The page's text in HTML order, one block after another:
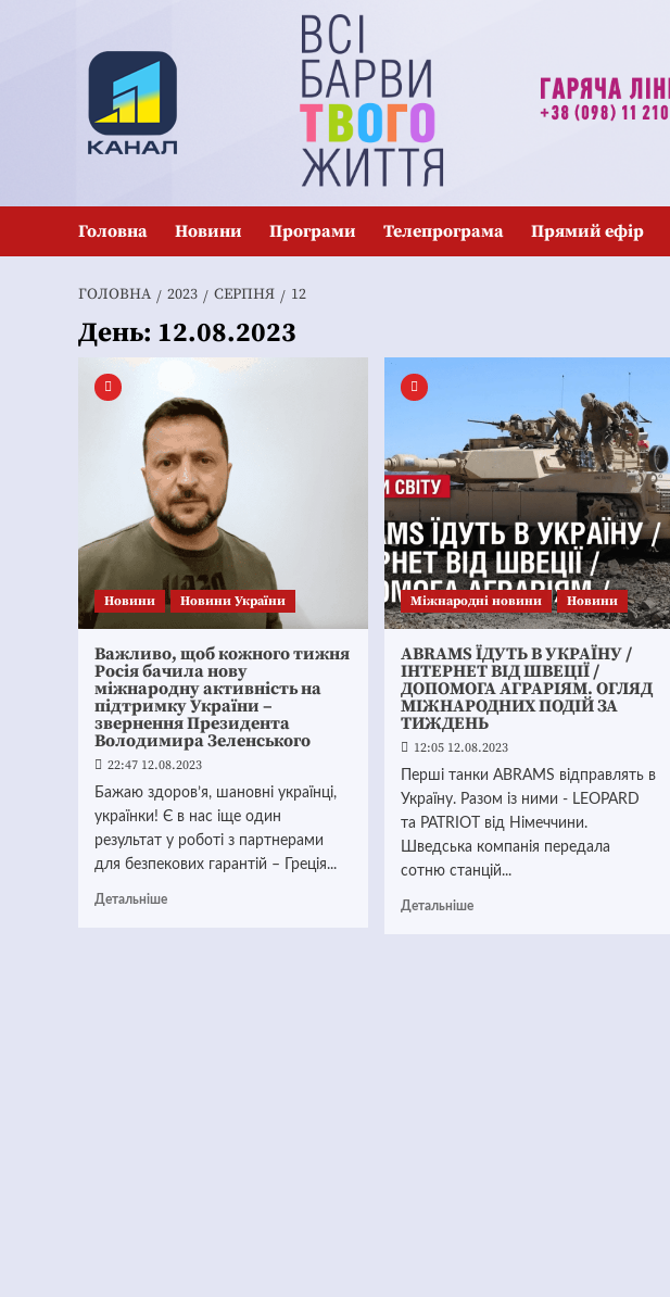
Головна Новини Програми Телепрограма Прямий ефір
ГОЛОВНА 2023 СЕРПНЯ 12
День: 12.08.2023
Новини Новини України
Важливо, щоб кожного тижня
Росія бачила нову
міжнародну активність на
підтримку України –
звернення Президента
Володимира Зеленського
22:47 12.08.2023
Бажаю здоров’я, шановні українці,
українки! Є в нас іще один
результат у роботі з партнерами
для безпекових гарантій – Греція...
Детальніше
Міжнародні новини Новини
ABRAMS ЇДУТЬ В УКРАЇНУ /
ІНТЕРНЕТ ВІД ШВЕЦІЇ /
ДОПОМОГА АГРАРІЯМ. ОГЛЯД
МІЖНАРОДНИХ ПОДІЙ ЗА
ТИЖДЕНЬ
12:05 12.08.2023
Перші танки ABRAMS відправлять в
Україну. Разом із ними - LEOPARD
та PATRIOT від Німеччини.
Шведська компанія передала
сотню станцій...
Детальніше